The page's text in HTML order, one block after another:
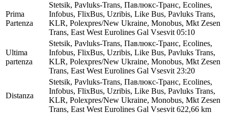
Prima
Partenza
Stetsik, Pavluks-Trans, Павлюкс-Транс, Ecolines,
Infobus, FlixBus, Uzribis, Like Bus, Pavluks Trans,
KLR, Polexpres/New Ukraine, Monobus, Mkt Zesen
Trans, East West Eurolines Gal Vsesvіt 05:10
Ultima
partenza
Stetsik, Pavluks-Trans, Павлюкс-Транс, Ecolines,
Infobus, FlixBus, Uzribis, Like Bus, Pavluks Trans,
KLR, Polexpres/New Ukraine, Monobus, Mkt Zesen
Trans, East West Eurolines Gal Vsesvіt 23:20
Distanza
Stetsik, Pavluks-Trans, Павлюкс-Транс, Ecolines,
Infobus, FlixBus, Uzribis, Like Bus, Pavluks Trans,
KLR, Polexpres/New Ukraine, Monobus, Mkt Zesen
Trans, East West Eurolines Gal Vsesvіt 622,66 km